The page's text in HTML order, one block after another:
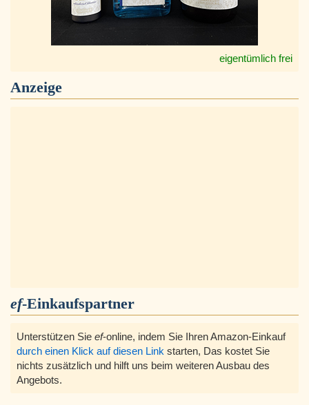
eigentümlich frei
Anzeige
ef-Einkaufspartner
Unterstützen Sie ef-online, indem Sie Ihren Amazon-Einkauf
durch einen Klick auf diesen Link starten, Das kostet Sie
nichts zusätzlich und hilft uns beim weiteren Ausbau des
Angebots.